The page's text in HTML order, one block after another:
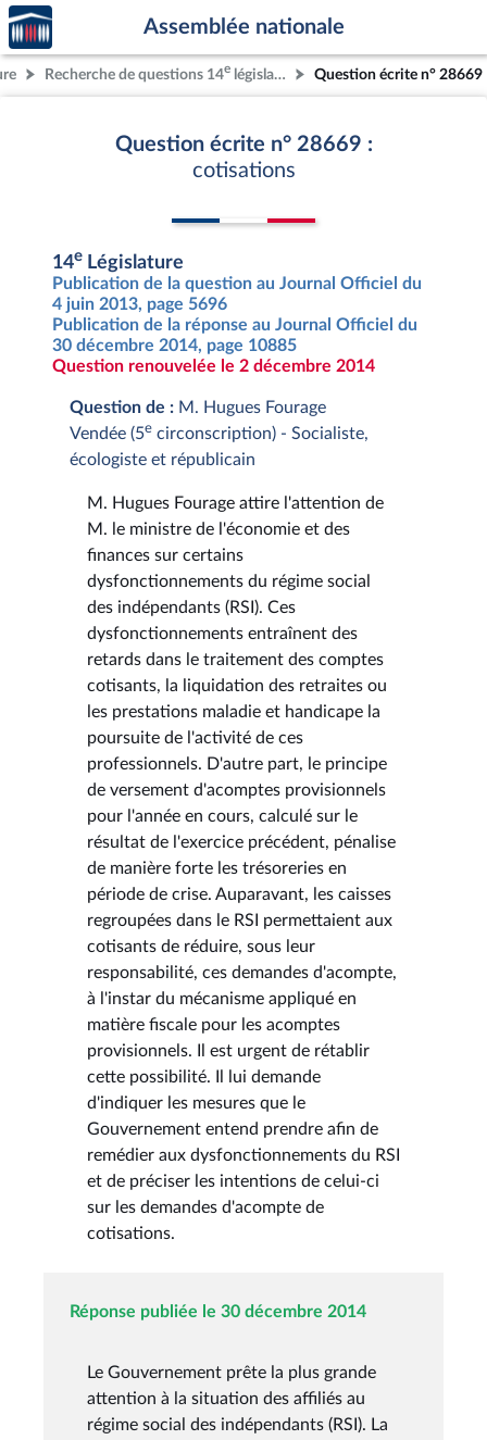
Aller au contenu
Aller en bas de la page
Accèder
à la
page
d'accueil
Assemblée nationale
Recherche de questions 14e législature Question écrite n° 28669
Question écrite n° 28669 :
cotisations
14e Législature
Publication de la question au Journal Officiel du
4 juin 2013, page 5696
Publication de la réponse au Journal Officiel du
30 décembre 2014, page 10885
Question renouvelée le 2 décembre 2014
Question de : M. Hugues Fourage
Vendée (5e circonscription) - Socialiste,
écologiste et républicain
M. Hugues Fourage attire l'attention de
M. le ministre de l'économie et des
finances sur certains
dysfonctionnements du régime social
des indépendants (RSI). Ces
dysfonctionnements entraînent des
retards dans le traitement des comptes
cotisants, la liquidation des retraites ou
les prestations maladie et handicape la
poursuite de l'activité de ces
professionnels. D'autre part, le principe
de versement d'acomptes provisionnels
pour l'année en cours, calculé sur le
résultat de l'exercice précédent, pénalise
de manière forte les trésoreries en
période de crise. Auparavant, les caisses
regroupées dans le RSI permettaient aux
cotisants de réduire, sous leur
responsabilité, ces demandes d'acompte,
à l'instar du mécanisme appliqué en
matière fiscale pour les acomptes
provisionnels. Il est urgent de rétablir
cette possibilité. Il lui demande
d'indiquer les mesures que le
Gouvernement entend prendre afin de
remédier aux dysfonctionnements du RSI
et de préciser les intentions de celui-ci
sur les demandes d'acompte de
cotisations.
Réponse publiée le 30 décembre 2014
Le Gouvernement prête la plus grande
attention à la situation des affiliés au
régime social des indépendants (RSI). La